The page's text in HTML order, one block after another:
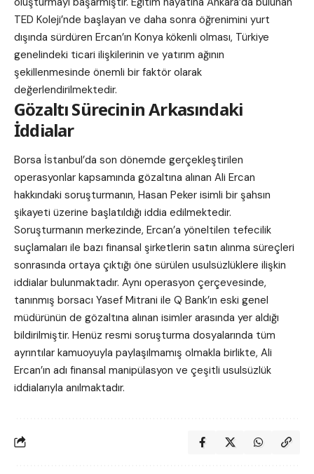
TED Koleji’nde başlayan ve daha sonra öğrenimini yurt
dışında sürdüren Ercan’ın Konya kökenli olması, Türkiye
genelindeki ticari ilişkilerinin ve yatırım ağının
şekillenmesinde önemli bir faktör olarak
değerlendirilmektedir.
Gözaltı Sürecinin Arkasındaki
İddialar
Borsa İstanbul’da son dönemde gerçekleştirilen
operasyonlar kapsamında gözaltına alınan Ali Ercan
hakkındaki soruşturmanın, Hasan Peker isimli bir şahsın
şikayeti üzerine başlatıldığı iddia edilmektedir.
Soruşturmanın merkezinde, Ercan’a yöneltilen tefecilik
suçlamaları ile bazı finansal şirketlerin satın alınma süreçleri
sonrasında ortaya çıktığı öne sürülen usulsüzlüklere ilişkin
iddialar bulunmaktadır. Aynı operasyon çerçevesinde,
tanınmış borsacı Yasef Mitrani ile Q Bank’ın eski genel
müdürünün de gözaltına alınan isimler arasında yer aldığı
bildirilmiştir. Henüz resmi soruşturma dosyalarında tüm
ayrıntılar kamuoyuyla paylaşılmamış olmakla birlikte, Ali
Ercan’ın adı finansal manipülasyon ve çeşitli usulsüzlük
iddialarıyla anılmaktadır.